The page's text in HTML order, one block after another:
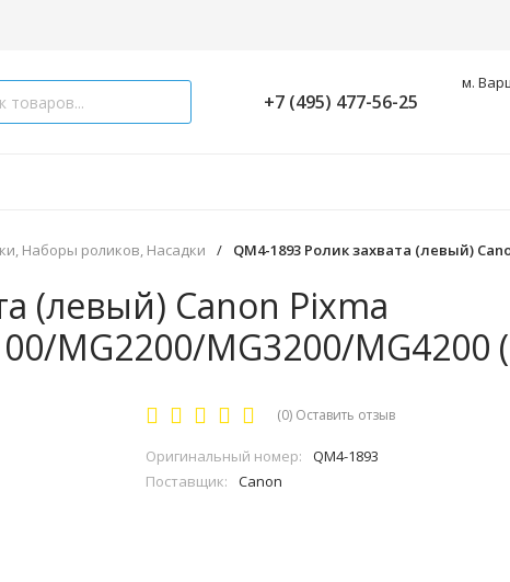
+7 (495) 477-56-25
м.
Наборы роликов, Насадки / QM4-1893 Ролик захвата (левый)
(левый) Canon Pixma
MG2200/MG3200/MG4200
(0) Оставить отзыв
Оригинальный номер:
QM4-1893
Поставщик:
Canon